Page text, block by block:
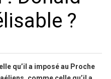
?
qu’il a imposé au Proche